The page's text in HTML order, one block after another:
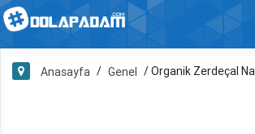
Anasayfa / Genel /Organik Zerdeçal